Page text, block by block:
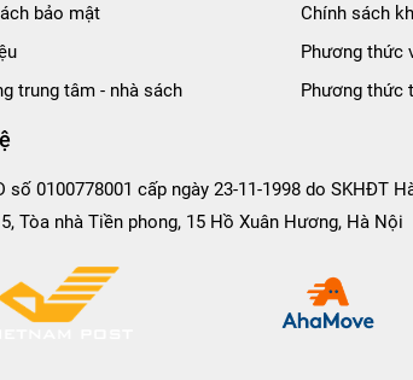
bảo mật
trung tâm - nhà sách
Chính sách
Phương thức
Phương thức
số 0100778001 cấp ngày 23-11-1998 do SKHĐT
Tòa nhà Tiền phong, 15 Hồ Xuân Hương, Hà Nội